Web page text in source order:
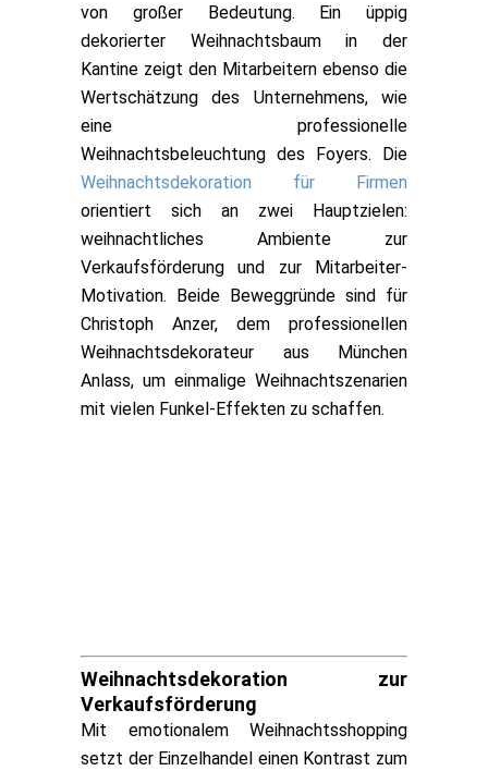
von großer Bedeutung. Ein üppig
dekorierter Weihnachtsbaum in der
Kantine zeigt den Mitarbeitern ebenso die
Wertschätzung des Unternehmens, wie
eine professionelle
Weihnachtsbeleuchtung des Foyers. Die
Weihnachtsdekoration für Firmen
orientiert sich an zwei Hauptzielen:
weihnachtliches Ambiente zur
Verkaufsförderung und zur Mitarbeiter-
Motivation. Beide Beweggründe sind für
Christoph Anzer, dem professionellen
Weihnachtsdekorateur aus München
Anlass, um einmalige Weihnachtszenarien
mit vielen Funkel-Effekten zu schaffen.
Weihnachtsdekoration zur
Verkaufsförderung
Mit emotionalem Weihnachtsshopping
setzt der Einzelhandel einen Kontrast zum